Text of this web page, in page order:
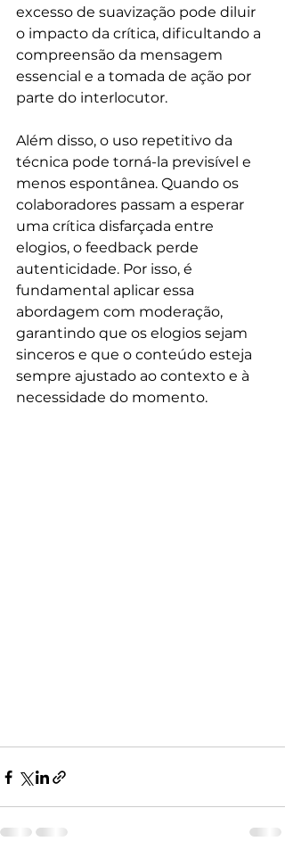
excesso de suavização pode diluir
o impacto da crítica, dificultando a
compreensão da mensagem
essencial e a tomada de ação por
parte do interlocutor.
Além disso, o uso repetitivo da
técnica pode torná-la previsível e
menos espontânea. Quando os
colaboradores passam a esperar
uma crítica disfarçada entre
elogios, o feedback perde
autenticidade. Por isso, é
fundamental aplicar essa
abordagem com moderação,
garantindo que os elogios sejam
sinceros e que o conteúdo esteja
sempre ajustado ao contexto e à
necessidade do momento.